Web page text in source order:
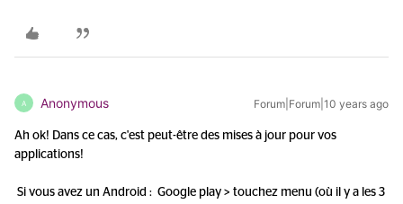
A Anonymous Forum|Forum|10 years ago
Ah ok! Dans ce cas, c'est peut-être des mises à jour pour vos
applications!
Si vous avez un Android : Google play > touchez menu (où il y a les 3